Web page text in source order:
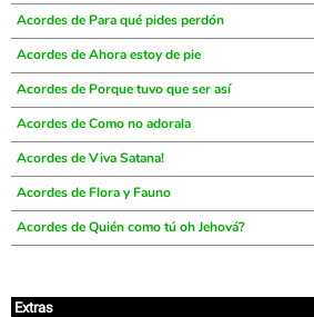
Acordes de Para qué pides perdón
Acordes de Ahora estoy de pie
Acordes de Porque tuvo que ser así
Acordes de Como no adorala
Acordes de Viva Satana!
Acordes de Flora y Fauno
Acordes de Quién como tú oh Jehová?
Extras